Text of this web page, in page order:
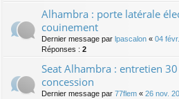
Alhambra : porte latérale
couinement
Dernier message par lpascalon « 04
Réponses : 2
Seat Alhambra : entretien
concession
Dernier message par 77flem « 26 nov.